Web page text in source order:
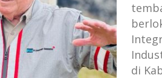
di